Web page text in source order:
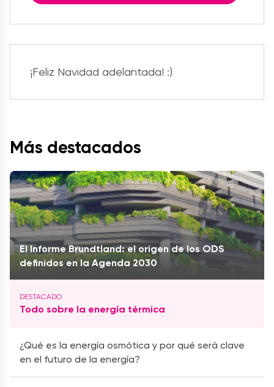
¡Feliz Navidad adelantada! :)
Más destacados
El Informe Brundtland: el origen de los ODS
definidos en la Agenda 2030
Todo sobre la energía térmica
¿Qué es la energía osmótica y por qué será clave
en el futuro de la energía?